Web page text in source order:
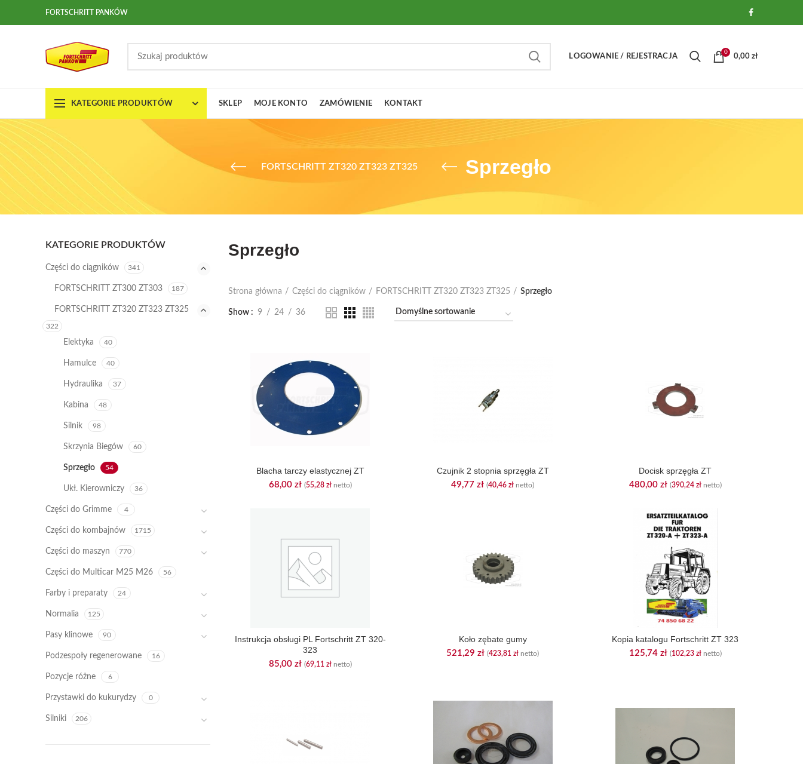
FORTSCHRITT PANKÓW
LOGOWANIE / REJESTRACJA
0
0,00 zł
KATEGORIE PRODUKTÓW SKLEP MOJE KONTO ZAMÓWIENIE KONTAKT
FORTSCHRITT ZT320 ZT323 ZT325 Sprzegło
Sprzegło
Strona główna Części do ciągników FORTSCHRITT ZT320 ZT323 ZT325 Sprzegło
Show 9 24 36
Blacha tarczy elastycznej ZT
68,00 zł (55,28 złnetto)
Czujnik 2 stopnia sprzęgła ZT
49,77zł (40,46zł netto)
Docisk sprzęgła ZT
480,00 zł (390,24 złnetto)
Instrukcja obsługi PL Fortschritt ZT 320-
323
85,00 zł (69,11 złnetto)
Koło zębate gumy
521,29zł (423,81zł netto)
Kopia katalogu Fortschritt ZT 323
125,74 zł (102,23 złnetto)
KATEGORIE PRODUKTÓW
Części do ciągników 341
FORTSCHRITT ZT300 ZT303 187
FORTSCHRITT ZT320 ZT323 ZT325
322
Elektyka 40
Hamulce 40
Hydraulika 37
Kabina 48
Silnik 98
Skrzynia Biegów 60
Sprzegło 54
Ukł. Kierowniczy 36
Części do Grimme 4
Części do kombajnów 1715
Części do maszyn 770
Części do Multicar M25 M26 56
Farby i preparaty 24
Normalia 125
Pasy klinowe 90
Podzespoły regenerowane 16
Pozycje różne 6
Przystawki do kukurydzy 0
Silniki 206